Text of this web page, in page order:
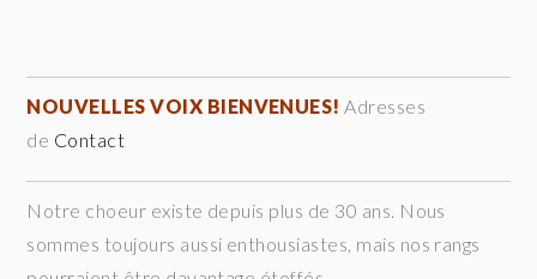
NOUVELLES VOIX BIENVENUES! Adresses
de Contact
Notre choeur existe depuis plus de 30 ans. Nous
sommes toujours aussi enthousiastes, mais nos rangs